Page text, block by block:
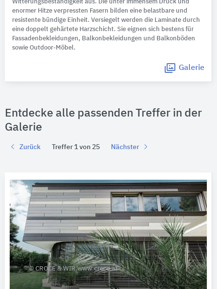
Witterungsbeständigkeit aus. Die unter immensem Druck und
enormer Hitze verpressten Fasern bilden eine belastbare und
resistente bündige Einheit. Versiegelt werden die Laminate durch
eine doppelt gehärtete Harzschicht. Sie eignen sich bestens für
Fassadenbekleidungen, Balkonbekleidungen und Balkonböden
sowie Outdoor-Möbel.
Galerie
Entdecke alle passenden Treffer in der
Galerie
Zurück Treffer 1 von 25 Nächster
© CROCE & WIR.www.croce.at